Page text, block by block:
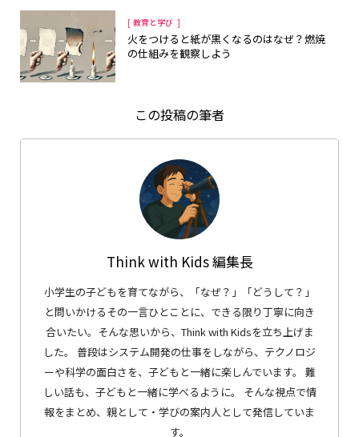
[ 教育と学び ]
火をつけると紙が黒くなるのはなぜ？燃焼
の仕組みを観察しよう
この投稿の筆者
Think with Kids 編集長
小学生の子どもを育てながら、「なぜ？」「どうして？」
と問いかけるその一言ひとことに、できる限り丁寧に向き
合いたい。そんな思いから、Think with Kidsを立ち上げま
した。 普段はシステム開発の仕事をしながら、テクノロジ
ーや科学の面白さを、子どもと一緒に楽しんでいます。 難
しい話も、子どもと一緒に学べるように。 そんな視点で情
報をまとめ、親として・学びの案内人として発信していま
す。